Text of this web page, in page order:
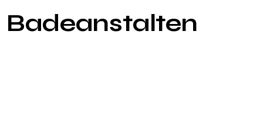
Badeanstalten